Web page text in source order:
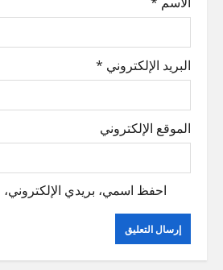
n
البريد الإلكتروني *
الموقع الإلكتروني
احفظ اسمي، بريدي الإلكتروني،